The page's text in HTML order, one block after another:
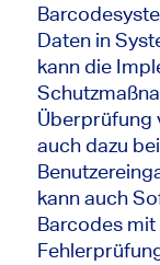
Daten in
kann die
Überprüfung
auch dazu
kann auch
Barcodes